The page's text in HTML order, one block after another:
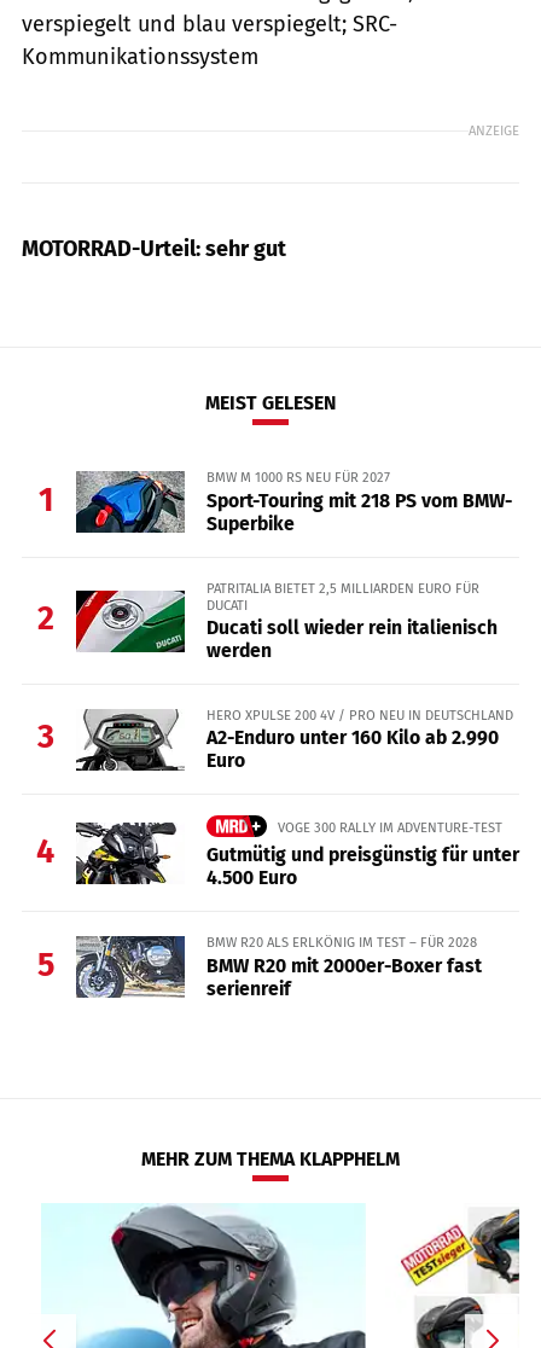
verspiegelt und blau verspiegelt; SRC-
Kommunikationssystem
ANZEIGE
MOTORRAD-Urteil: sehr gut
MEIST GELESEN
1
BMW M 1000 RS NEU FÜR 2027
Sport-Touring mit 218 PS vom BMW-
Superbike
2
PATRITALIA BIETET 2,5 MILLIARDEN EURO FÜR
DUCATI
Ducati soll wieder rein italienisch
werden
3
HERO XPULSE 200 4V / PRO NEU IN DEUTSCHLAND
A2-Enduro unter 160 Kilo ab 2.990
Euro
4
VOGE 300 RALLY IM ADVENTURE-TEST
Gutmütig und preisgünstig für unter
4.500 Euro
5
BMW R20 ALS ERLKÖNIG IM TEST – FÜR 2028
BMW R20 mit 2000er-Boxer fast
serienreif
MEHR ZUM THEMA KLAPPHELM